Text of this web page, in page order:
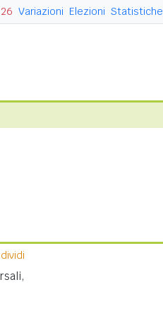
Variazioni Elezioni Statistiche